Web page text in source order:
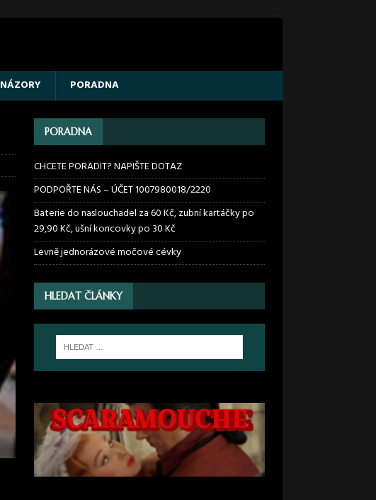
NÁZORY PORADNA
PORADNA
CHCETE PORADIT? NAPIŠTE DOTAZ
PODPOŘTE NÁS – ÚČET 1007980018/2220
Baterie do naslouchadel za 60 Kč, zubní kartáčky po
29,90 Kč, ušní koncovky po 30 Kč
Levně jednorázové močové cévky
HLEDAT ČLÁNKY